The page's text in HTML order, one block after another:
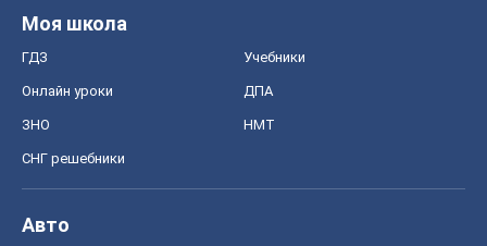
Моя школа
ГДЗ Учебники
Онлайн уроки ДПА
ЗНО НМТ
СНГ решебники
Авто